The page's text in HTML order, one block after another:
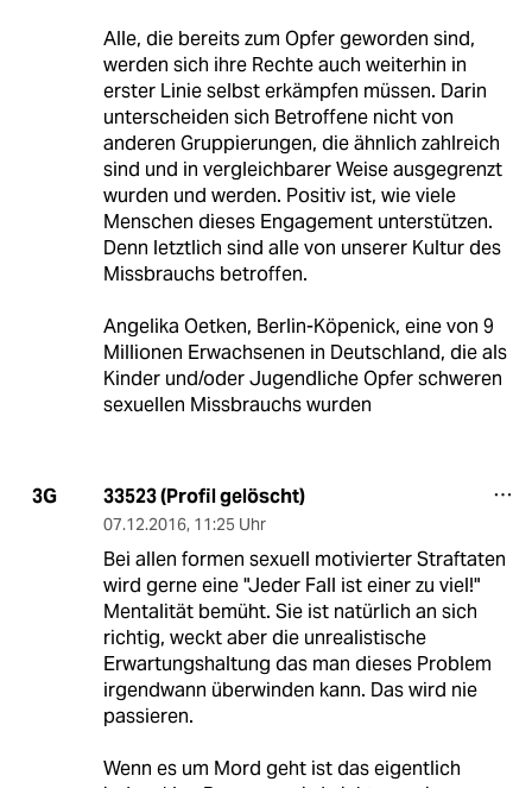
Alle, die bereits zum Opfer geworden sind,
werden sich ihre Rechte auch weiterhin in
erster Linie selbst erkämpfen müssen. Darin
unterscheiden sich Betroffene nicht von
anderen Gruppierungen, die ähnlich zahlreich
sind und in vergleichbarer Weise ausgegrenzt
wurden und werden. Positiv ist, wie viele
Menschen dieses Engagement unterstützen.
Denn letztlich sind alle von unserer Kultur des
Missbrauchs betroffen.
Angelika Oetken, Berlin-Köpenick, eine von 9
Millionen Erwachsenen in Deutschland, die als
Kinder und/oder Jugendliche Opfer schweren
sexuellen Missbrauchs wurden
3G 33523 (Profil gelöscht)
07.12.2016, 11:25 Uhr
Bei allen formen sexuell motivierter Straftaten
wird gerne eine "Jeder Fall ist einer zu viel!"
Mentalität bemüht. Sie ist natürlich an sich
richtig, weckt aber die unrealistische
Erwartungshaltung das man dieses Problem
irgendwann überwinden kann. Das wird nie
passieren.
Wenn es um Mord geht ist das eigentlich